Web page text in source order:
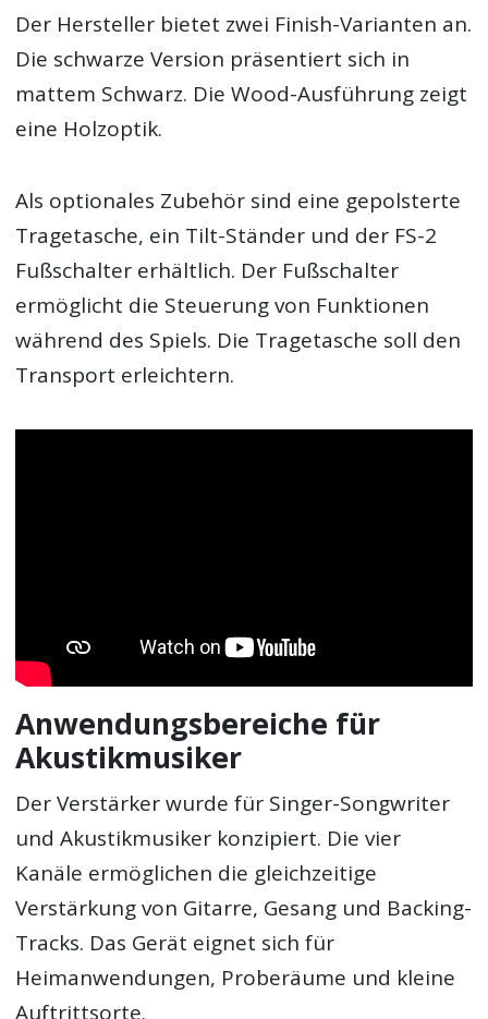
Der Hersteller bietet zwei Finish-Varianten an.
Die schwarze Version präsentiert sich in
mattem Schwarz. Die Wood-Ausführung zeigt
eine Holzoptik.
Als optionales Zubehör sind eine gepolsterte
Tragetasche, ein Tilt-Ständer und der FS-2
Fußschalter erhältlich. Der Fußschalter
ermöglicht die Steuerung von Funktionen
während des Spiels. Die Tragetasche soll den
Transport erleichtern.
Anwendungsbereiche für
Akustikmusiker
Der Verstärker wurde für Singer-Songwriter
und Akustikmusiker konzipiert. Die vier
Kanäle ermöglichen die gleichzeitige
Verstärkung von Gitarre, Gesang und Backing-
Tracks. Das Gerät eignet sich für
Heimanwendungen, Proberäume und kleine
Auftrittsorte.